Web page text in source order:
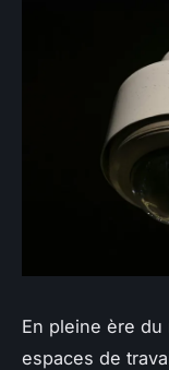
En pleine ère
espaces de